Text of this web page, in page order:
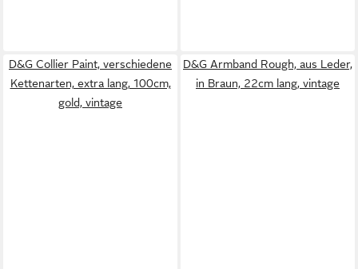
D&G Collier Paint, verschiedene
Kettenarten, extra lang, 100cm,
gold, vintage
D&G Armband Rough, aus Leder,
in Braun, 22cm lang, vintage